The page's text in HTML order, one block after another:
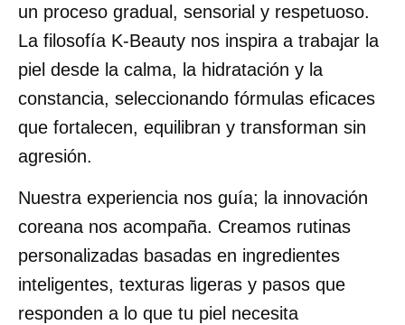
un proceso gradual, sensorial y respetuoso.
La filosofía K-Beauty nos inspira a trabajar la
piel desde la calma, la hidratación y la
constancia, seleccionando fórmulas eficaces
que fortalecen, equilibran y transforman sin
agresión.
Nuestra experiencia nos guía; la innovación
coreana nos acompaña. Creamos rutinas
personalizadas basadas en ingredientes
inteligentes, texturas ligeras y pasos que
responden a lo que tu piel necesita